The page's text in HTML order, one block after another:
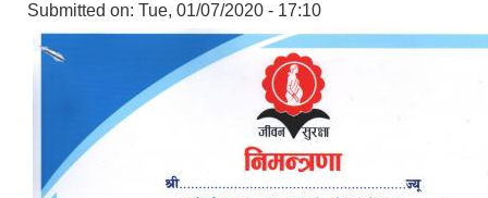
Submitted on: Tue, 01/07/2020 - 17:10